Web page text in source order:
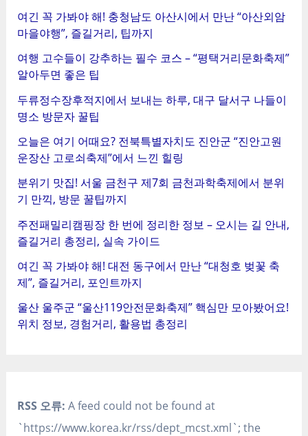
여긴 꼭 가봐야 해! 충청남도 아산시에서 만난 “아산외암
마을야행”, 즐길거리, 팁까지
여행 고수들이 강추하는 필수 코스 – “평택거리문화축제”
알아두면 좋은 팁
두류정수장후적지에서 보내는 하루, 대구 달서구 나들이
명소 방문자 꿀팁
오늘은 여기 어때요? 전북특별자치도 진안군 “진안고원
운장산 고로쇠축제”에서 느낀 힐링
분위기 맛집! 서울 금천구 제7회 금천과학축제에서 분위
기 만끽, 방문 꿀팁까지
주전패밀리캠핑장 한 번에 정리한 정보 – 오시는 길 안내,
즐길거리 총정리, 실속 가이드
여긴 꼭 가봐야 해! 대전 동구에서 만난 “대청호 벚꽃 축
제”, 즐길거리, 포인트까지
울산 울주군 “울산119안전문화축제” 핵심만 모아봤어요!
위치 정보, 경험거리, 활용법 총정리
RSS 오류: A feed could not be found at
`https://www.korea.kr/rss/dept_mcst.xml`; the